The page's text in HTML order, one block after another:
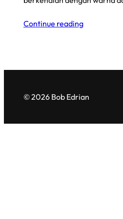
Continue reading
© 2026 Bob Edrian